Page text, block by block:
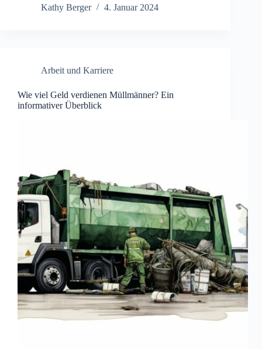
Kathy Berger
4. Januar 2024
Arbeit und Karriere
Wie viel Geld verdienen Müllmänner? Ein
informativer Überblick